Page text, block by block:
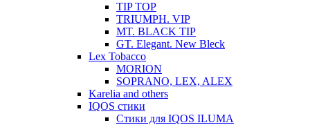
TIP TOP
TRIUMPH. VIP
MT. BLACK TIP
GT. Elegant. New Bleck
Lex Tobacco
MORION
SOPRANO, LEX, ALEX
Karelia and others
IQOS стики
Стики для IQOS ILUMA